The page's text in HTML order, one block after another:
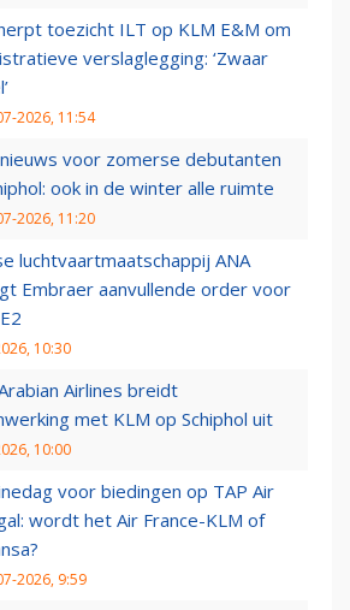
toezicht ILT op KLM E&M om
verslaglegging: ‘Zwaar
2026, 11:54
voor zomerse debutanten
ook in de winter alle ruimte
2026, 11:20
luchtvaartmaatschappij ANA
Embraer aanvullende order voor
10:30
Airlines breidt
met KLM op Schiphol uit
10:00
voor biedingen op TAP Air
wordt het Air France-KLM of
2026, 9:59